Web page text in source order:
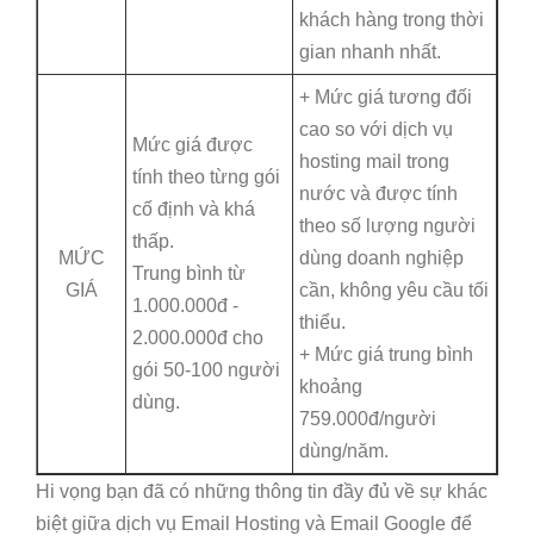
khách hàng trong thời
gian nhanh nhất.
MỨC
GIÁ
Mức giá được
tính theo từng gói
cố định và khá
thấp.
Trung bình từ
1.000.000đ -
2.000.000đ cho
gói 50-100 người
dùng.
+ Mức giá tương đối
cao so với dịch vụ
hosting mail trong
nước và được tính
theo số lượng người
dùng doanh nghiệp
cần, không yêu cầu tối
thiểu.
+ Mức giá trung bình
khoảng
759.000đ/người
dùng/năm.
Hi vọng bạn đã có những thông tin đầy đủ về sự khác
biệt giữa dịch vụ Email Hosting và Email Google để